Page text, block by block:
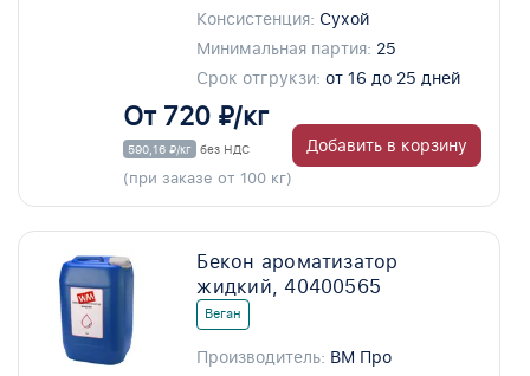
Консистенция: Сухой
Минимальная партия: 25
Срок отгрукзи: от 16 до 25 дней
От 720 ₽/кг
590,16 ₽/кг без НДС
(при заказе от 100 кг)
Добавить в корзину
Бекон ароматизатор
жидкий, 40400565
Веган
Производитель: ВМ Про